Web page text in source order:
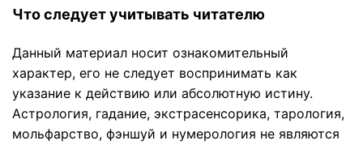
Что следует учитывать читателю
Данный материал носит ознакомительный
характер, его не следует воспринимать как
указание к действию или абсолютную истину.
Астрология, гадание, экстрасенсорика, тарология,
мольфарство, фэншуй и нумерология не являются